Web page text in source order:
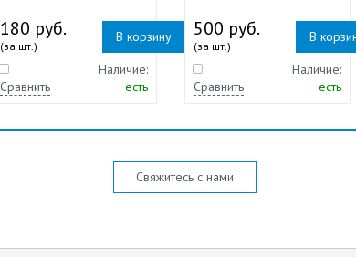
180 руб.
(за шт.)
В корзину
Сравнить
Наличие:
есть
500 руб.
(за шт.)
В
Сравнить
Наличие:
есть
Свяжитесь с нами